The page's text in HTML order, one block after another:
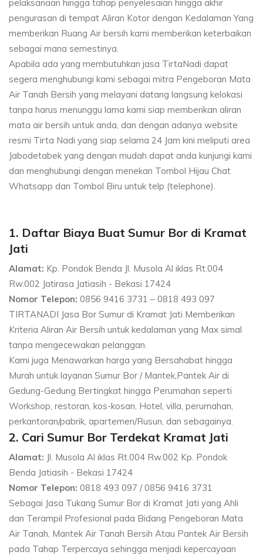
pelaksanaan hingga tahap penyelesaian hingga akhir
pengurasan di tempat Aliran Kotor dengan Kedalaman Yang
memberikan Ruang Air bersih kami memberikan keterbaikan
sebagai mana semestinya.
Apabila ada yang membutuhkan jasa TirtaNadi dapat
segera menghubungi kami sebagai mitra Pengeboran Mata
Air Tanah Bersih yang melayani datang langsung kelokasi
tanpa harus menunggu lama kami siap memberikan aliran
mata air bersih untuk anda, dan dengan adanya website
resmi Tirta Nadi yang siap selama 24 Jam kini meliputi area
Jabodetabek yang dengan mudah dapat anda kunjungi kami
dan menghubungi dengan menekan Tombol Hijau Chat
Whatsapp dan Tombol Biru untuk telp (telephone).
1. Daftar Biaya Buat Sumur Bor di Kramat
Jati
Alamat: Kp. Pondok Benda Jl. Musola Al iklas Rt.004
Rw.002 Jatirasa Jatiasih - Bekasi 17424
Nomor Telepon: 0856 9416 3731 – 0818 493 097
TIRTANADI Jasa Bor Sumur di Kramat Jati Memberikan
Kriteria Aliran Air Bersih untuk kedalaman yang Max simal
tanpa mengecewakan pelanggan.
Kami juga Menawarkan harga yang Bersahabat hingga
Murah untuk layanan Sumur Bor / Mantek,Pantek Air di
Gedung-Gedung Bertingkat hingga Perumahan seperti
Workshop, restoran, kos-kosan, Hotel, villa, perumahan,
perkantoran/pabrik, apartemen/Rusun, dan sebagainya.
2. Cari Sumur Bor Terdekat Kramat Jati
Alamat: Jl. Musola Al iklas Rt.004 Rw.002 Kp. Pondok
Benda Jatiasih - Bekasi 17424
Nomor Telepon: 0818 493 097 / 0856 9416 3731
Sebagai Jasa Tukang Sumur Bor di Kramat Jati yang Ahli
dan Terampil Profesional pada Bidang Pengeboran Mata
Air Tanah, Mantek Air Tanah Bersih Atau Pantek Air Bersih
pada Tahap Terpercaya sehingga menjadi kepercayaan